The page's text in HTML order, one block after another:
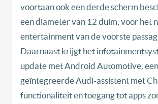
voortaan ook een derde scherm
een diameter van 12 duim, voor het
entertainment van de voorste
Daarnaast krijgt het
update met Android Automotive, een
geïntegreerde Audi-assistent met
functionaliteit en toegang tot apps